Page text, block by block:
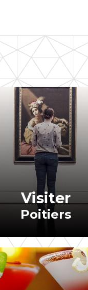
Visiter
Poitiers